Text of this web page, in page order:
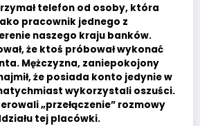
telefon od osoby, która
pracownik jednego z
naszego kraju banków.
że ktoś próbował wykonać
Mężczyzna, zaniepokojony
że posiada konto jedynie w
wykorzystali oszuści.
„przełączenie” rozmowy
tej placówki.